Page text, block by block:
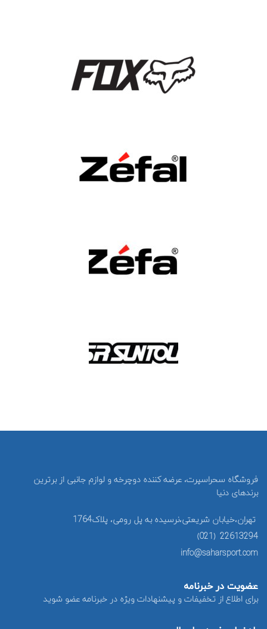
فروشگاه سحراسپرت، عرضه کننده دوچرخه و لوازم جانبی از برترین
برندهای دنیا
تهران،خیابان شریعتی،نرسیده به پل رومی، پلاک1764
22613294 (021)
info@saharsport.com
عضویت در خبرنامه
برای اطلاع از تخفیفات و پیشنهادات ویژه در خبرنامه عضو شوید